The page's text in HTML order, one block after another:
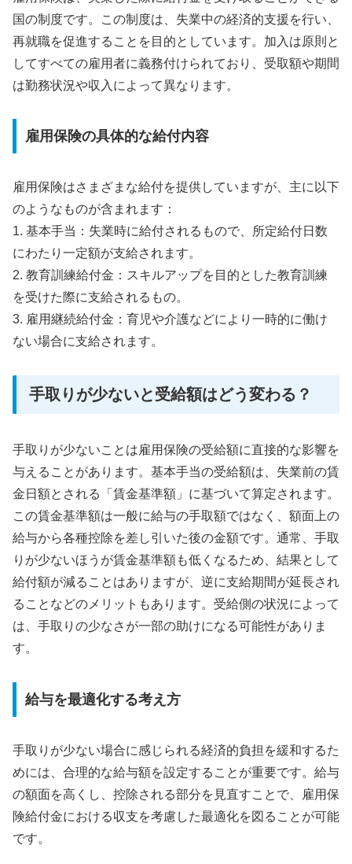
国の制度です。この制度は、失業中の経済的支援を行い、
再就職を促進することを目的としています。加入は原則と
してすべての雇用者に義務付けられており、受取額や期間
は勤務状況や収入によって異なります。
雇用保険の具体的な給付内容
雇用保険はさまざまな給付を提供していますが、主に以下
のようなものが含まれます：
1. 基本手当：失業時に給付されるもので、所定給付日数
にわたり一定額が支給されます。
2. 教育訓練給付金：スキルアップを目的とした教育訓練
を受けた際に支給されるもの。
3. 雇用継続給付金：育児や介護などにより一時的に働け
ない場合に支給されます。
手取りが少ないと受給額はどう変わる？
手取りが少ないことは雇用保険の受給額に直接的な影響を
与えることがあります。基本手当の受給額は、失業前の賃
金日額とされる「賃金基準額」に基づいて算定されます。
この賃金基準額は一般に給与の手取額ではなく、額面上の
給与から各種控除を差し引いた後の金額です。通常、手取
りが少ないほうが賃金基準額も低くなるため、結果として
給付額が減ることはありますが、逆に支給期間が延長され
ることなどのメリットもあります。受給側の状況によって
は、手取りの少なさが一部の助けになる可能性がありま
す。
給与を最適化する考え方
手取りが少ない場合に感じられる経済的負担を緩和するた
めには、合理的な給与額を設定することが重要です。給与
の額面を高くし、控除される部分を見直すことで、雇用保
険給付金における収支を考慮した最適化を図ることが可能
です。